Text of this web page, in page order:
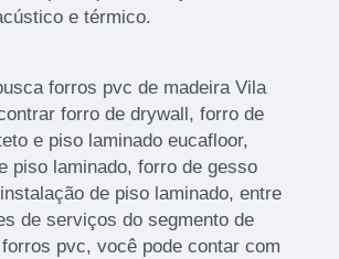
e térmico.
forros pvc de madeira Vila
forro de drywall, forro de
e piso laminado eucafloor,
piso laminado, forro de gesso
de piso laminado, entre
de serviços do segmento de
pvc, você pode contar com